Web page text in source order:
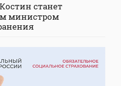
станет
министром